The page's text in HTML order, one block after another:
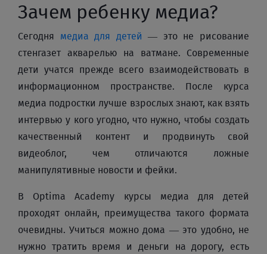
Зачем ребенку медиа?
Сегодня медиа для детей — это не рисование
стенгазет акварелью на ватмане. Современные
дети учатся прежде всего взаимодействовать в
информационном пространстве. После курса
медиа подростки лучше взрослых знают, как взять
интервью у кого угодно, что нужно, чтобы создать
качественный контент и продвинуть свой
видеоблог, чем отличаются ложные
манипулятивные новости и фейки.
В Optima Academy курсы медиа для детей
проходят онлайн, преимущества такого формата
очевидны. Учиться можно дома — это удобно, не
нужно тратить время и деньги на дорогу, есть